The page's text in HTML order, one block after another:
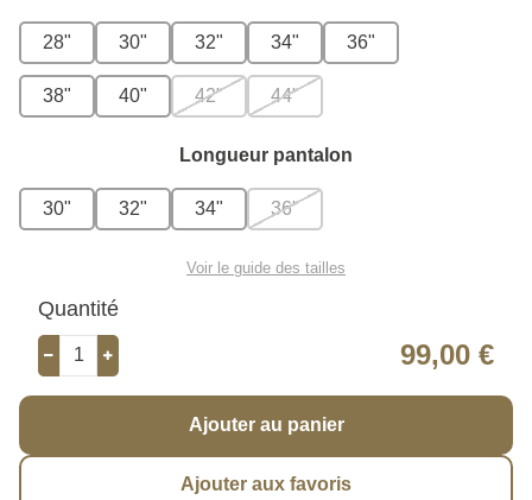
28" 30" 32" 34" 36"
38" 40" 42" 44"
Longueur pantalon
30" 32" 34" 36"
Voir le guide des tailles
Quantité
99,00 €
Ajouter au panier
Ajouter aux favoris